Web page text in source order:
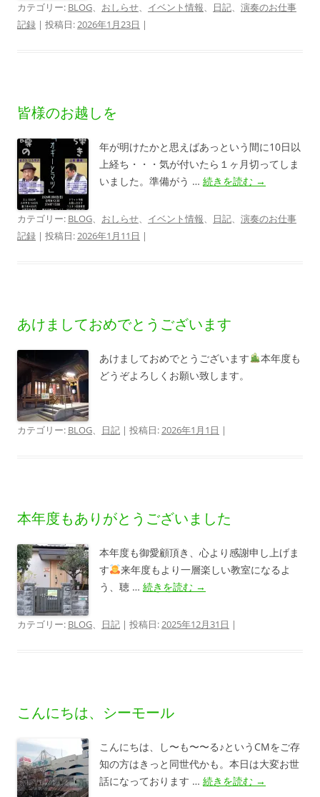
カテゴリー: BLOG、 おしらせ、 イベント情報、 日記、 演奏のお仕事
記録 | 投稿日:2026年1月23日 |
皆様のお越しを
年が明けたかと思えばあっという間に10日以
上経ち・・・気が付いたら１ヶ月切ってしま
いました。準備がう … 続きを読む →
カテゴリー: BLOG、 おしらせ、 イベント情報、 日記、 演奏のお仕事
記録 | 投稿日:2026年1月11日 |
あけましておめでとうございます
あけましておめでとうございます
本年度も
どうぞよろしくお願い致します。
カテゴリー: BLOG、 日記 | 投稿日:2026年1月1日 |
本年度もありがとうございました
本年度も御愛顧頂き、心より感謝申し上げま
す
来年度もより一層楽しい教室になるよ
う、聴 … 続きを読む →
カテゴリー: BLOG、 日記 | 投稿日:2025年12月31日 |
こんにちは、シーモール
こんにちは、し〜も〜〜る♪というCMをご存
知の方はきっと同世代かも。本日は大変お世
話になっております … 続きを読む →